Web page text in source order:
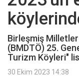
Birleşmiş
(BMDTÖ) 25.
Turizm Köyleri"
30 Ekim 2023 14:38